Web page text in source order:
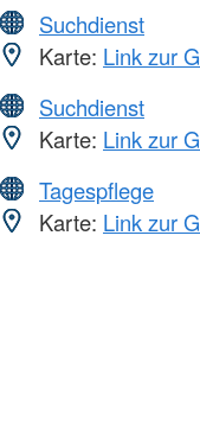
Suchdienst
Karte: Link zur
Suchdienst
Karte: Link zur
Tagespflege
Karte: Link zur